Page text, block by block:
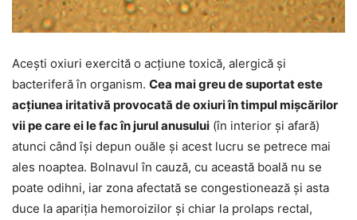
Acești oxiuri exercită o acțiune toxică, alergică și
bacteriferă în organism. Cea mai greu de suportat este
acțiunea iritativă provocată de oxiuri în timpul mișcărilor
vii pe care ei le fac în jurul anusului (în interior și afară)
atunci când își depun ouăle și acest lucru se petrece mai
ales noaptea. Bolnavul în cauză, cu această boală nu se
poate odihni, iar zona afectată se congestionează și asta
duce la apariția hemoroizilor și chiar la prolaps rectal,